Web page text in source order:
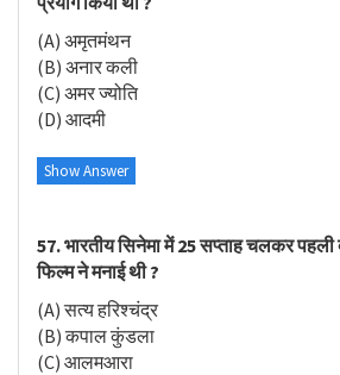
(A) अमृतमंथन
(B) अनार कली
(C) अमर ज्योति
(D) आदमी
Show Answer
57. भारतीय सिनेमा में 25 सप्ताह चलकर
फिल्म ने मनाई थी ?
(A) सत्य हरिश्चंद्र
(B) कपाल कुंडला
(C) आलमआरा